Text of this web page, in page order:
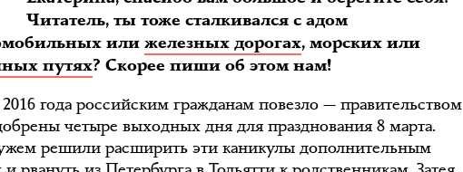
Читатель, ты тоже сталкивался с адом
илижелезных дорогах, морских или
путях? Скорее пиши об этом нам!
года российским гражданам повезло — правительством
четыре выходных дня для празднования 8 марта.
решили расширить эти каникулы дополнительным